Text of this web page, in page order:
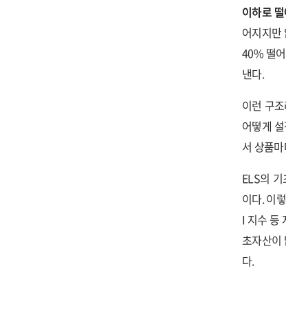
이하로
어지지만
40% 떨
낸다.
이런 구
어떻게
서 상품
ELS의
이다. 이
I 지수 등
초자산이
다.